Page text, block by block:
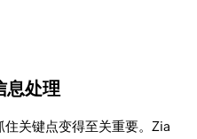
息处理
关键点变得至关重要。Zia